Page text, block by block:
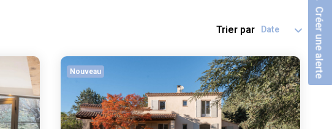
Créer une alerte
Trier par
Nouveau